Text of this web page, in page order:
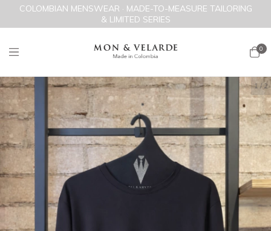
COLOMBIAN MENSWEAR · MADE-TO-MEASURE TAILORING
& LIMITED SERIES
0
1 / 2